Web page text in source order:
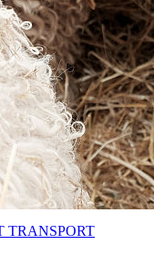
TRANSPORT